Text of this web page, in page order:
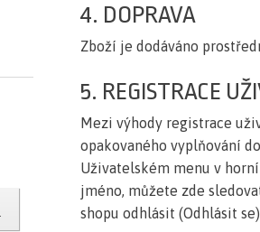
4. DOPRAVA
Zboží je dodáváno
5. REGISTRACE
Mezi výhody registrace
opakovaného vyplňování
Uživatelském menu v
jméno, můžete zde
shopu odhlásit (Odhlásit